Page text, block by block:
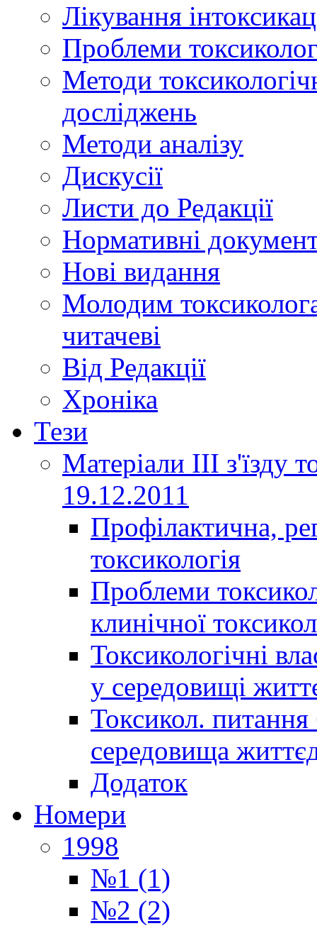
Лікування
Проблеми
Методи
досліджень
Методи аналізу
Дискусії
Листи до Редакції
Нормативні
Нові видання
Молодим
читачеві
Від Редакції
Хроніка
Тези
Матеріали ІІІ з'їзду
19.12.2011
Профілактична,
токсикологія
Проблеми
клинічної
Токсикологічні
у середовищі
Токсикол. питання
середовища
Додаток
Номери
1998
№1 (1)
№2 (2)